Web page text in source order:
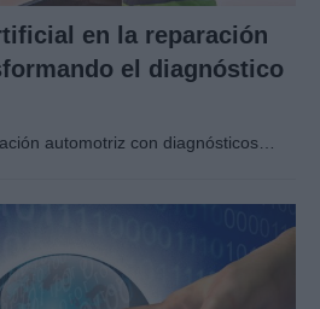
en la reparación
el diagnóstico
automotriz con diagnósticos…